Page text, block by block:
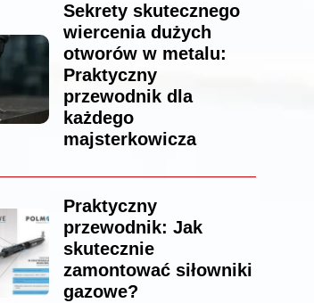
Sekrety skutecznego
wiercenia dużych
otworów w metalu:
Praktyczny
przewodnik dla
każdego
majsterkowicza
Praktyczny
przewodnik: Jak
skutecznie
zamontować siłowniki
gazowe?